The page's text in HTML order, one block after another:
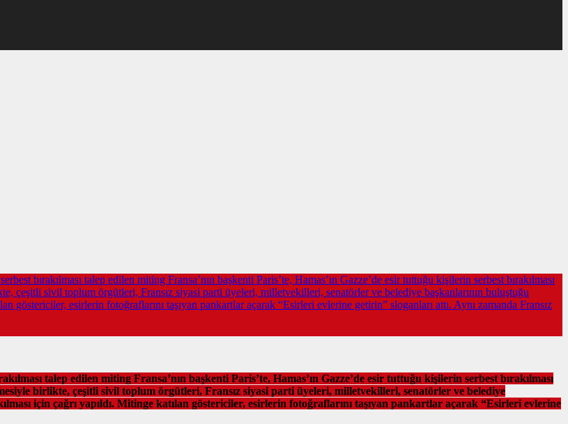
bırakılması talep edilen miting Fransa’nın başkenti Paris’te, Hamas’ın Gazze’de esir tuttuğu kişilerin serbest bırakılması
çeşitli sivil toplum örgütleri, Fransız siyasi parti üyeleri, milletvekilleri, senatörler ve belediye başkanlarının buluştuğu
göstericiler, esirlerin fotoğraflarını taşıyan pankartlar açarak “Esirleri evlerine getirin” sloganları attı. Aynı zamanda Fransız
talep edilen miting Fransa’nın başkenti Paris’te, Hamas’ın Gazze’de esir tuttuğu kişilerin serbest bırakılması
birlikte, çeşitli sivil toplum örgütleri, Fransız siyasi parti üyeleri, milletvekilleri, senatörler ve belediye
için çağrı yapıldı. Mitinge katılan göstericiler, esirlerin fotoğraflarını taşıyan pankartlar açarak “Esirleri evlerine